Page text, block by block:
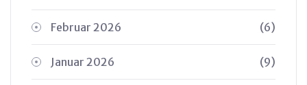
Februar 2026 (6)
Januar 2026 (9)